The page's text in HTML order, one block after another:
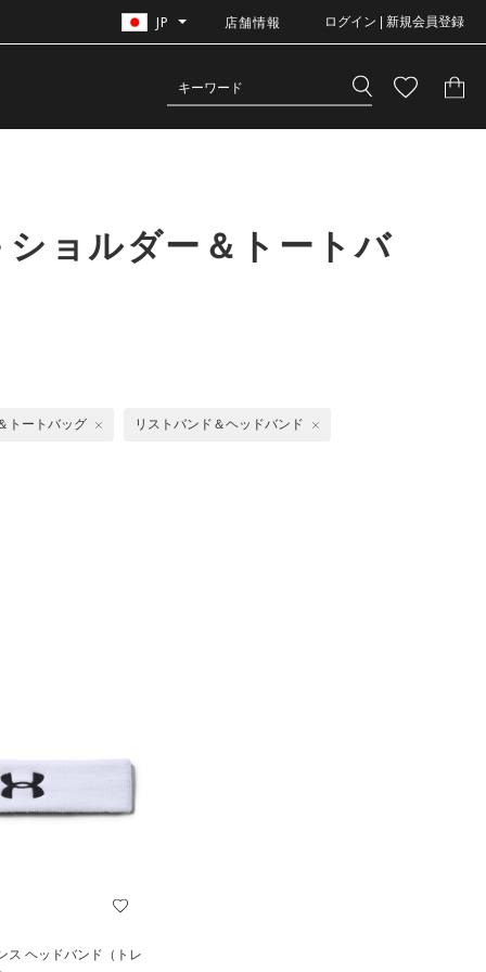
JP 店舗情報 ログイン | 新規会員登録
ョルダー＆トートバ
トートバッグ リストバンド＆ヘッドバンド
ス ヘッドバンド（トレ